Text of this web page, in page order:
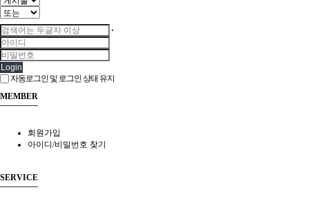
Login
자동로그인 및 로그인 상태 유지
MEMBER
회원가입
아이디/비밀번호 찾기
SERVICE